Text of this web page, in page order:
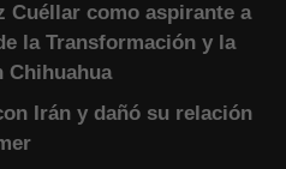
Cuéllar como aspirante a
la Transformación y la
Chihuahua
Irán y dañó su relación